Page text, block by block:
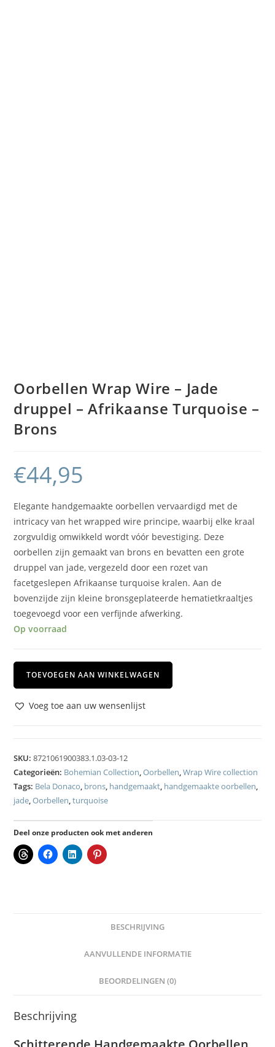
Oorbellen Wrap Wire – Jade
druppel – Afrikaanse Turquoise –
Brons
€44,95
Elegante handgemaakte oorbellen vervaardigd met de
intricacy van het wrapped wire principe, waarbij elke kraal
zorgvuldig omwikkeld wordt vóór bevestiging. Deze
oorbellen zijn gemaakt van brons en bevatten een grote
druppel van jade, vergezeld door een rozet van
facetgeslepen Afrikaanse turquoise kralen. Aan de
bovenzijde zijn kleine bronsgeplateerde hematietkraaltjes
toegevoegd voor een verfijnde afwerking.
Op voorraad
TOEVOEGEN AAN WINKELWAGEN
Voeg toe aan uw wensenlijst
SKU:8721061900383.1.03-03-12
Categorieën: Bohemian Collection,Oorbellen,Wrap Wire collection
Tags: Bela Donaco, brons, handgemaakt, handgemaakte oorbellen,
jade,Oorbellen,turquoise
Deel onze producten ook met anderen
BESCHRIJVING
AANVULLENDE INFORMATIE
BEOORDELINGEN (0)
Beschrijving